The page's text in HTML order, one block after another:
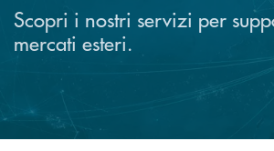
Scopri i nostri servizi per
mercati esteri.